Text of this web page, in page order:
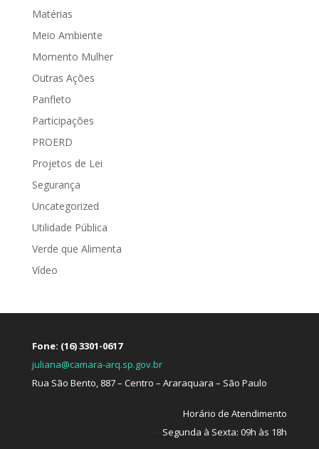
Matérias
Meio Ambiente
Momento Mulher
Outras Ações
Panfleto
Participações
PROERD
Projetos de Lei
Segurança
Uncategorized
Utilidade Pública
Verde que Alimenta
Vídeo
Fone: (16) 3301-0617
juliana@camara-arq.sp.gov.br
Rua São Bento, 887 – Centro – Araraquara – São Paulo
Horário de Atendimento
Segunda à Sexta: 09h às 18h